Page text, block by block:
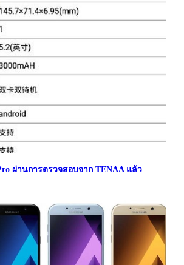
ผ่านการตรวจสอบจาก TENAA แล้ว